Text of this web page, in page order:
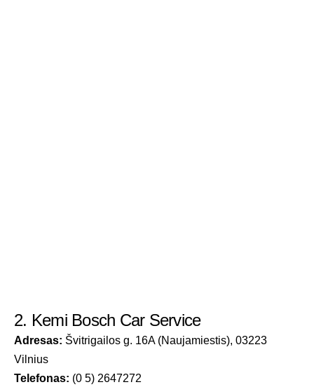
2. Kemi Bosch Car Service
Adresas: Švitrigailos g. 16A (Naujamiestis), 03223
Vilnius
Telefonas: (0 5) 2647272